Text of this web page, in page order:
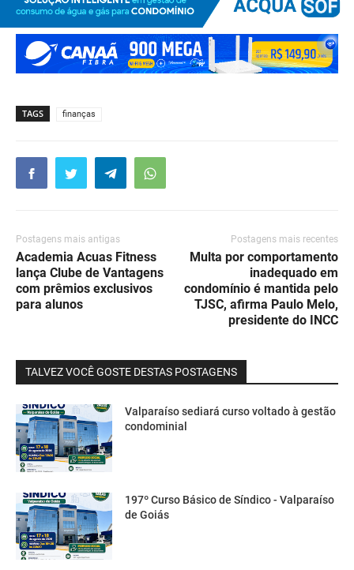
TAGS finanças
Postagens mais antigas
Academia Acuas Fitness
lança Clube de Vantagens
com prêmios exclusivos
para alunos
Postagens mais recentes
Multa por comportamento
inadequado em
condomínio é mantida pelo
TJSC, afirma Paulo Melo,
presidente do INCC
TALVEZ VOCÊ GOSTE DESTAS POSTAGENS
Valparaíso sediará curso voltado à gestão
condominial
197º Curso Básico de Síndico - Valparaíso
de Goiás